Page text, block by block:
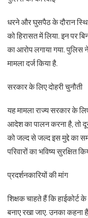
धरने और घुसपैठ के दौरान
को हिरासत में लिया. इन पर
का आरोप लगाया गया.
मामला दर्ज किया है.
सरकार के लिए दोहरी चुनौती
यह मामला राज्य सरकार के
आदेश का पालन करना है, तो
को जल्द से जल्द इस मुद्दे का
परिवारों का भविष्य सुरक्षित
प्रदर्शनकारियों की मांग
शिक्षक चाहते हैं कि हाईकोर्ट
बनाए रखा जाए. उनका कहना